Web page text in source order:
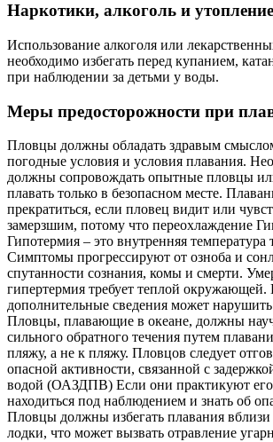
Наркотики, алкоголь и утопление
Использование алкоголя или
необходимо избегать перед купанием,
при наблюдении за детьми у воды.
Меры предосторожности при
Пловцы должны обладать здравым
погодные условия и условия плавания.
должны сопровождать опытные пловцы
плавать только в безопасном месте.
прекратиться, если пловец видит или
замерзшим, потому что переохлаждение
Гипотермия – это внутренняя температура
Симптомы прогрессируют от озноба и
спутанности сознания, комы и смерти.
гипертермия требует теплой окружающей.
дополнительные сведения может
Пловцы, плавающие в океане, должны
сильного обратного течения путем
пляжу, а не к пляжу. Пловцов следует
опасной активности, связанной с
водой (ОАЗДПВ) Если они практикуют
находиться под наблюдением и знать об
Пловцы должны избегать плавания
лодки, что может вызвать отравление